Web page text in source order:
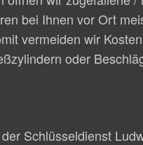
bei Ihnen vor Ort
vermeiden wir
oder
Schlüsseldienst